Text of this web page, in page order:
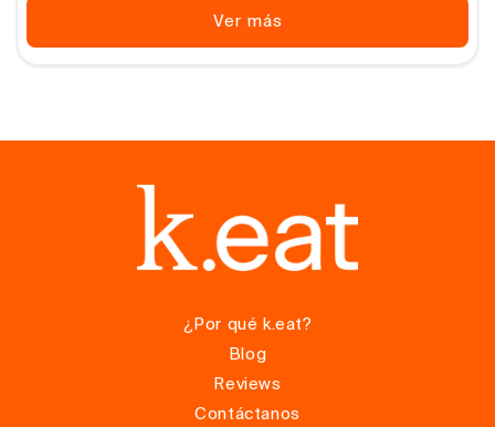
Ver más
¿Por qué k.eat?
Blog
Reviews
Contáctanos